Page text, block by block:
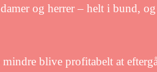
og herrer – helt i bund,
blive profitabelt at